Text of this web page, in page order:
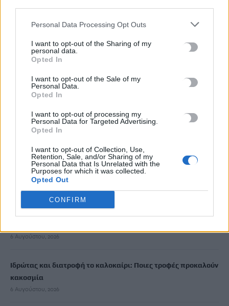
Personal Data Processing Opt Outs
I want to opt-out of the Sharing of my
personal data.
Opted In
I want to opt-out of the Sale of my
Personal Data.
Opted In
I want to opt-out of processing my
Personal Data for Targeted Advertising.
Opted In
I want to opt-out of Collection, Use,
Retention, Sale, and/or Sharing of my
Personal Data that Is Unrelated with the
Purposes for which it was collected.
Opted Out
CONFIRM
7 Αυγούστου, 2026
Απολογείται σήμερα η 46χρονη που κατηγορείται για την
7 Αυγούστου, 2026
υδράργυρος
7 Αυγούστου, 2026
Χανιά: ΕΔΕ για την υπόθεση 75χρονης που έφυγε από το
Αστυνομικό Τμήμα και βρέθηκε νεκρή
7 Αυγούστου, 2026
6 Αυγούστου, 2026
Ιδρώτας και διατροφή το καλοκαίρι: Ποιες τροφές προκαλούν
κακοσμία
6 Αυγούστου, 2026